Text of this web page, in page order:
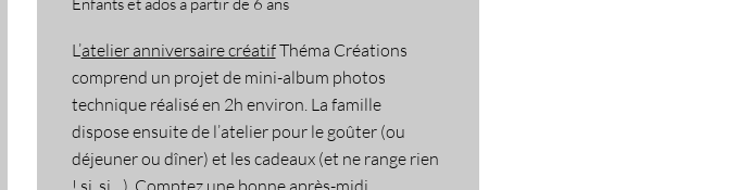
L’atelier anniversaire créatifThéma Créations
comprend un projet de mini-album photos
technique réalisé en 2h environ. La famille
dispose ensuite de l’atelier pour le goûter (ou
déjeuner ou dîner) et les cadeaux (et ne range rien
! si, si…). Comptez une bonne après-midi